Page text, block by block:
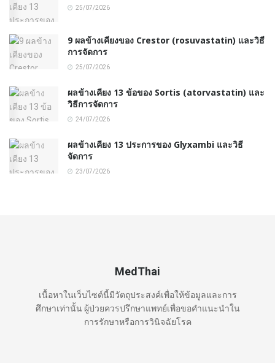
25/07/2026
9 ผลข้างเคียงของ Crestor (rosuvastatin) และวิธี
การจัดการ
25/07/2026
ผลข้างเคียง 13 ข้อของ Sortis (atorvastatin) และ
วิธีการจัดการ
24/07/2026
ผลข้างเคียง 13 ประการของ Glyxambi และวิธี
จัดการ
23/07/2026
MedThai
เนื้อหาในเว็บไซต์นี้มีวัตถุประสงค์เพื่อให้ข้อมูลและการ
ศึกษาเท่านั้น ผู้ป่วยควรปรึกษาแพทย์เพื่อขอคำแนะนำใน
การรักษาหรือการวินิจฉัยโรค